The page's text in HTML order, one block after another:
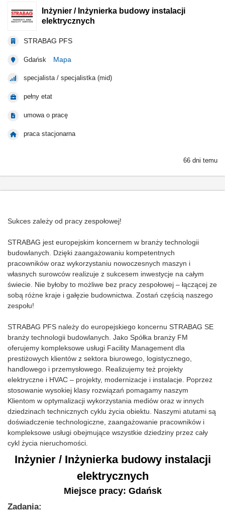
Inżynier / Inżynierka budowy instalacji
elektrycznych
STRABAG PFS
Gdańsk Mapa
specjalista / specjalistka (mid)
pełny etat
umowa o pracę
praca stacjonarna
66 dni temu
Sukces zależy od pracy zespołowej!
STRABAG jest europejskim koncernem w branży technologii
budowlanych. Dzięki zaangażowaniu kompetentnych
pracowników oraz wykorzystaniu nowoczesnych maszyn i
własnych surowców realizuje z sukcesem inwestycje na całym
świecie. Nie byłoby to możliwe bez pracy zespołowej – łączącej ze
sobą różne kraje i gałęzie budownictwa. Zostań częścią naszego
zespołu!
STRABAG PFS należy do europejskiego koncernu STRABAG SE
branży technologii budowlanych. Jako Spółka branży FM
oferujemy kompleksowe usługi Facility Management dla
prestiżowych klientów z sektora biurowego, logistycznego,
handlowego i przemysłowego. Realizujemy też projekty
elektryczne i HVAC – projekty, modernizacje i instalacje. Poprzez
stosowanie wysokiej klasy rozwiązań pomagamy naszym
Klientom w optymalizacji wykorzystania mediów oraz w innych
dziedzinach technicznych cyklu życia obiektu. Naszymi atutami są
doświadczenie technologiczne, zaangażowanie pracowników i
kompleksowe usługi obejmujące wszystkie dziedziny przez cały
cykl życia nieruchomości.
Inżynier / Inżynierka budowy instalacji
elektrycznych
Miejsce pracy: Gdańsk
Zadania: